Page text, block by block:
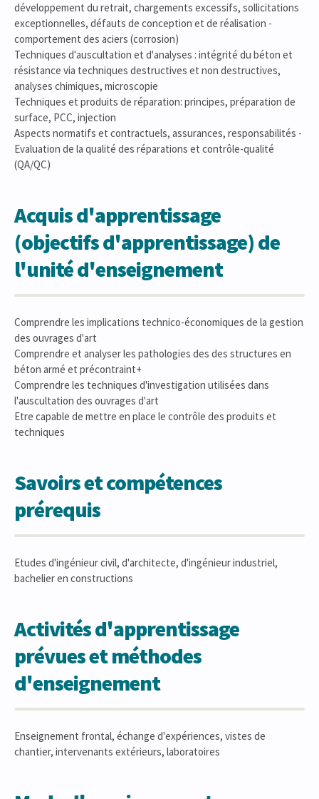
développement du retrait, chargements excessifs, sollicitations
exceptionnelles, défauts de conception et de réalisation -
comportement des aciers (corrosion)
Techniques d'auscultation et d'analyses : intégrité du béton et
résistance via techniques destructives et non destructives,
analyses chimiques, microscopie
Techniques et produits de réparation: principes, préparation de
surface, PCC, injection
Aspects normatifs et contractuels, assurances, responsabilités -
Evaluation de la qualité des réparations et contrôle-qualité
(QA/QC)
Acquis d'apprentissage
(objectifs d'apprentissage) de
l'unité d'enseignement
Comprendre les implications technico-économiques de la gestion
des ouvrages d'art
Comprendre et analyser les pathologies des des structures en
béton armé et précontraint+
Comprendre les techniques d'investigation utilisées dans
l'auscultation des ouvrages d'art
Etre capable de mettre en place le contrôle des produits et
techniques
Savoirs et compétences
prérequis
Etudes d'ingénieur civil, d'architecte, d'ingénieur industriel,
bachelier en constructions
Activités d'apprentissage
prévues et méthodes
d'enseignement
Enseignement frontal, échange d'expériences, vistes de
chantier, intervenants extérieurs, laboratoires